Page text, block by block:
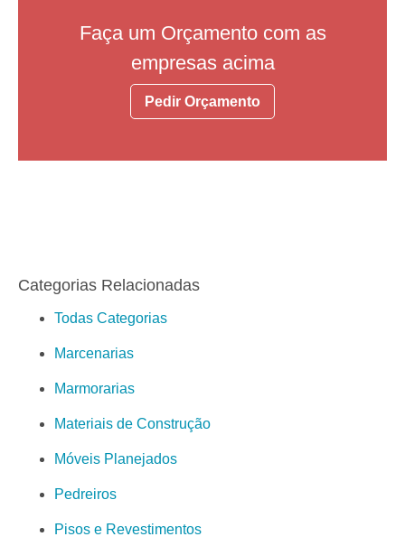
Faça um Orçamento com as
empresas acima
Pedir Orçamento
Categorias Relacionadas
Todas Categorias
Marcenarias
Marmorarias
Materiais de Construção
Móveis Planejados
Pedreiros
Pisos e Revestimentos